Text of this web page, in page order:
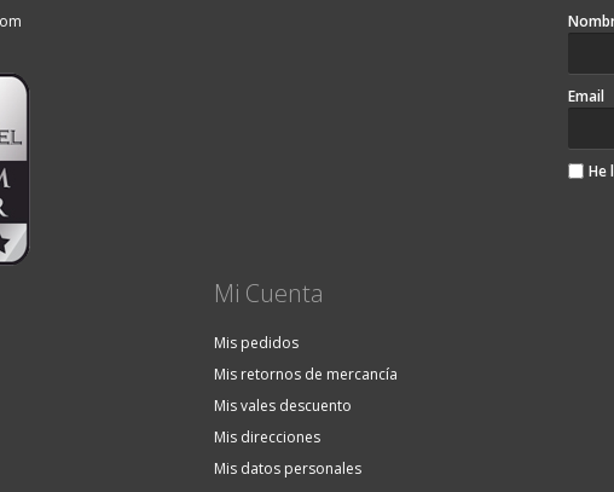
Email
He
Mi Cuenta
Mis pedidos
Mis retornos de mercancía
Mis vales descuento
Mis direcciones
Mis datos personales